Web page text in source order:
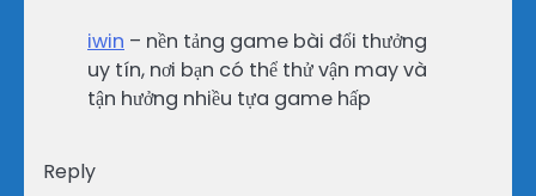
iwin – nền tảng game bài đổi thưởng
uy tín, nơi bạn có thể thử vận may và
tận hưởng nhiều tựa game hấp
Reply